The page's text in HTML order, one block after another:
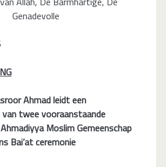
Genadevolle
Ahmad leidt een
twee vooraanstaande
Moslim Gemeenschap
Bai’at ceremonie